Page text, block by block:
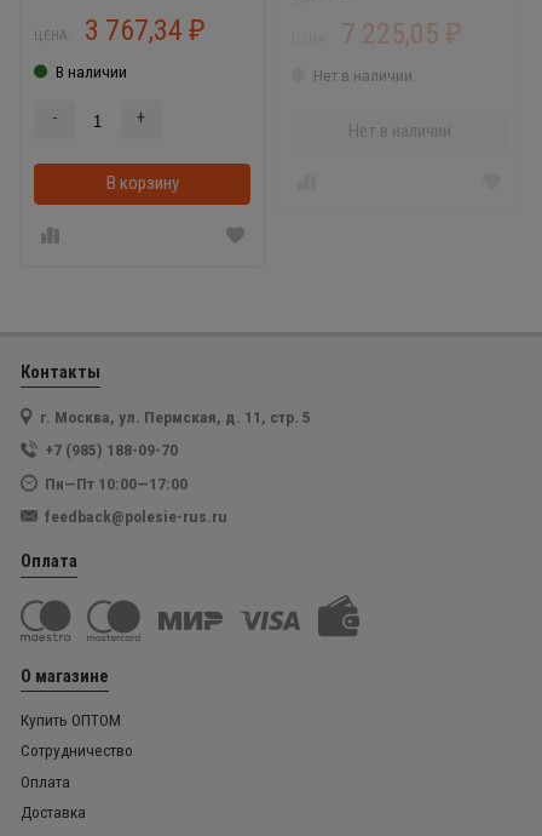
ЦЕНА: 3 767,34 ₽
В наличии
- +
В корзину
7 225,05₽
Нет в наличии
Нет в наличии
Контакты
г. Москва, ул. Пермская, д. 11, стр. 5
+7 (985) 188-09-70
Пн—Пт 10:00—17:00
feedback@polesie-rus.ru
Оплата
О магазине
Купить ОПТОМ
Сотрудничество
Оплата
Доставка